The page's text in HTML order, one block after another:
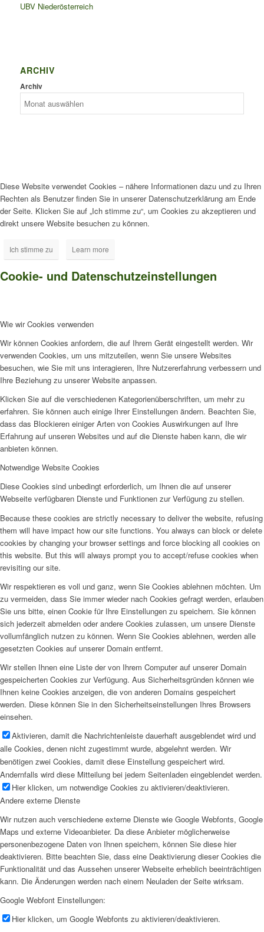
UBV Niederösterreich
ARCHIV
Archiv
Diese Website verwendet Cookies – nähere Informationen dazu und zu Ihren
Rechten als Benutzer finden Sie in unserer Datenschutzerklärung am Ende
der Seite. Klicken Sie auf „Ich stimme zu“, um Cookies zu akzeptieren und
direkt unsere Website besuchen zu können.
Ich stimme zu Learn more
Cookie- und Datenschutzeinstellungen
Wie wir Cookies verwenden
Wir können Cookies anfordern, die auf Ihrem Gerät eingestellt werden. Wir
verwenden Cookies, um uns mitzuteilen, wenn Sie unsere Websites
besuchen, wie Sie mit uns interagieren, Ihre Nutzererfahrung verbessern und
Ihre Beziehung zu unserer Website anpassen.
Klicken Sie auf die verschiedenen Kategorienüberschriften, um mehr zu
erfahren. Sie können auch einige Ihrer Einstellungen ändern. Beachten Sie,
dass das Blockieren einiger Arten von Cookies Auswirkungen auf Ihre
Erfahrung auf unseren Websites und auf die Dienste haben kann, die wir
anbieten können.
Notwendige Website Cookies
Diese Cookies sind unbedingt erforderlich, um Ihnen die auf unserer
Webseite verfügbaren Dienste und Funktionen zur Verfügung zu stellen.
Because these cookies are strictly necessary to deliver the website, refusing
them will have impact how our site functions. You always can block or delete
cookies by changing your browser settings and force blocking all cookies on
this website. But this will always prompt you to accept/refuse cookies when
revisiting our site.
Wir respektieren es voll und ganz, wenn Sie Cookies ablehnen möchten. Um
zu vermeiden, dass Sie immer wieder nach Cookies gefragt werden, erlauben
Sie uns bitte, einen Cookie für Ihre Einstellungen zu speichern. Sie können
sich jederzeit abmelden oder andere Cookies zulassen, um unsere Dienste
vollumfänglich nutzen zu können. Wenn Sie Cookies ablehnen, werden alle
gesetzten Cookies auf unserer Domain entfernt.
Wir stellen Ihnen eine Liste der von Ihrem Computer auf unserer Domain
gespeicherten Cookies zur Verfügung. Aus Sicherheitsgründen können wie
Ihnen keine Cookies anzeigen, die von anderen Domains gespeichert
werden. Diese können Sie in den Sicherheitseinstellungen Ihres Browsers
einsehen.
Aktivieren, damit die Nachrichtenleiste dauerhaft ausgeblendet wird und
alle Cookies, denen nicht zugestimmt wurde, abgelehnt werden. Wir
benötigen zwei Cookies, damit diese Einstellung gespeichert wird.
Andernfalls wird diese Mitteilung bei jedem Seitenladen eingeblendet werden.
Hier klicken, um notwendige Cookies zu aktivieren/deaktivieren.
Andere externe Dienste
Wir nutzen auch verschiedene externe Dienste wie Google Webfonts, Google
Maps und externe Videoanbieter. Da diese Anbieter möglicherweise
personenbezogene Daten von Ihnen speichern, können Sie diese hier
deaktivieren. Bitte beachten Sie, dass eine Deaktivierung dieser Cookies die
Funktionalität und das Aussehen unserer Webseite erheblich beeinträchtigen
kann. Die Änderungen werden nach einem Neuladen der Seite wirksam.
Google Webfont Einstellungen:
Hier klicken, um Google Webfonts zu aktivieren/deaktivieren.